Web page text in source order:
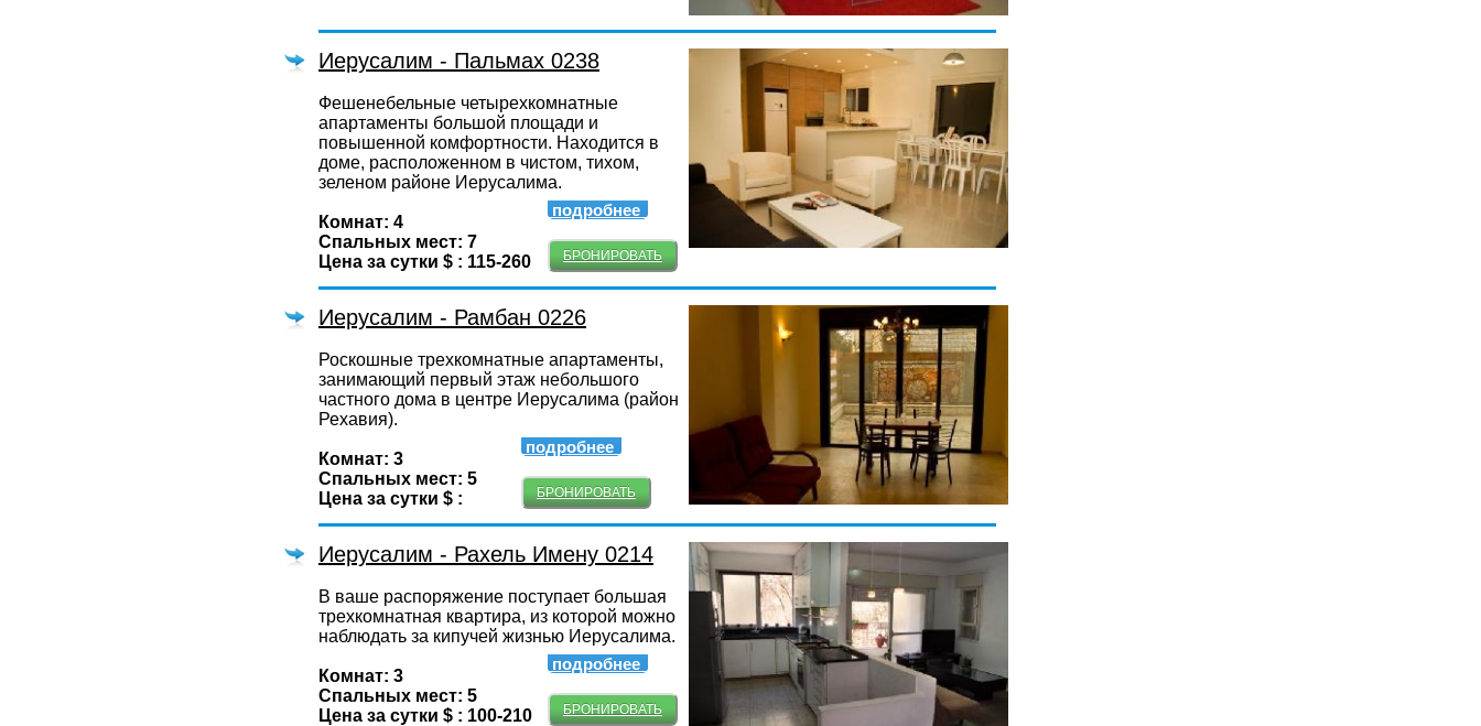
Иерусалим - Пальмах 0238
Фешенебельные четырехкомнатные
апартаменты большой площади и
повышенной комфортности. Находится в
доме, расположенном в чистом, тихом,
зеленом районе Иерусалима.
Комнат: 4
Спальных мест: 7
Цена за сутки $ : 115-260
подробнее
БРОНИРОВАТЬ
Иерусалим - Рамбан 0226
Роскошные трехкомнатные апартаменты,
занимающий первый этаж небольшого
частного дома в центре Иерусалима (район
Рехавия).
Комнат: 3
Спальных мест: 5
Цена за сутки $ :
подробнее
БРОНИРОВАТЬ
Иерусалим - Рахель Имену 0214
В ваше распоряжение поступает большая
трехкомнатная квартира, из которой можно
наблюдать за кипучей жизнью Иерусалима.
Комнат: 3
Спальных мест: 5
Цена за сутки $ : 100-210
подробнее
БРОНИРОВАТЬ